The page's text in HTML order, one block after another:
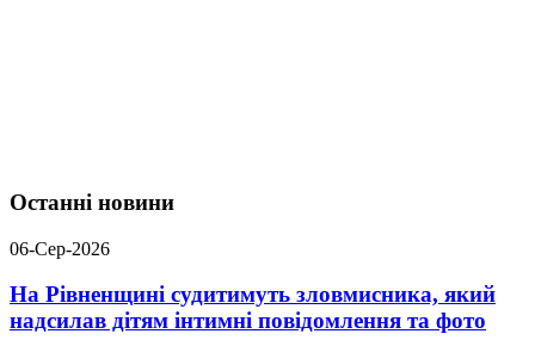
Останні новини
06-Сер-2026
На Рівненщині судитимуть зловмисника, який
надсилав дітям інтимні повідомлення та фото